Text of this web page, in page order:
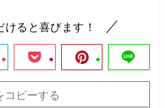
ると喜びます！
コピーする